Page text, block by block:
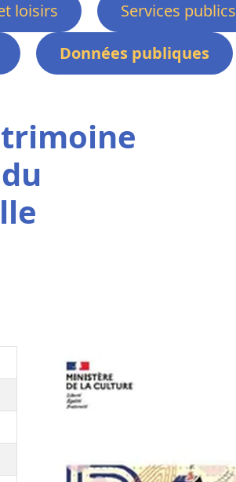
loisirs Services publics
Données publiques